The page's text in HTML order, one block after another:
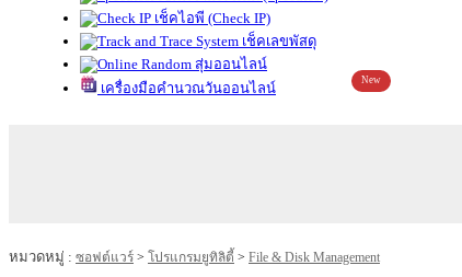
เช็คไอพี (Check IP)
เช็คเลขพัสดุ
สุ่มออนไลน์
เครื่องมือคำนวณวันออนไลน์
New
หมวดหมู่ : ซอฟต์แวร์ > โปรแกรมยูทิลิตี้ > File & Disk Management